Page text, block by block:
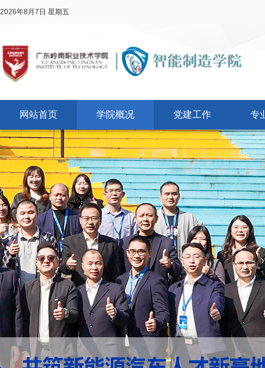
2026年8月7日 星期五
网站首页 学院概况 党建工作 专